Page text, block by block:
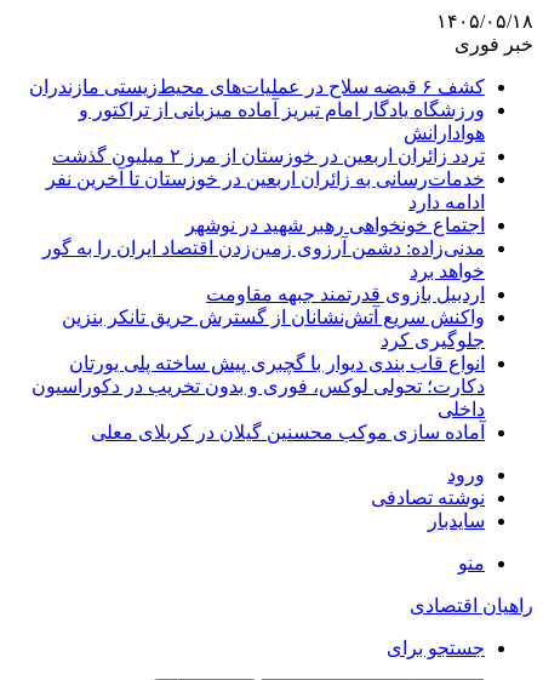
۱۴۰۵/۰۵/۱۸
خبر فوری
کشف ۶ قبضه سلاح در عملیات‌های محیط‌زیستی مازندران
ورزشگاه یادگار امام تبریز آماده میزبانی از تراکتور و
هوادارانش
تردد زائران اربعین در خوزستان از مرز ۲ میلیون گذشت
خدمات‌رسانی به زائران اربعین در خوزستان تا آخرین نفر
ادامه دارد
اجتماع خونخواهی رهبر شهید در نوشهر
مدنی‌زاده: دشمن آرزوی زمین‌زدن اقتصاد ایران را به گور
خواهد برد
اردبیل بازوی قدرتمند جبهه مقاومت
واکنش سریع آتش‌نشانان از گسترش حریق تانکر بنزین
جلوگیری کرد
انواع قاب بندی دیوار با گچبری پیش ساخته پلی یورتان
دکارت؛ تحولی لوکس، فوری و بدون تخریب در دکوراسیون
داخلی
آماده سازی موکب محسنین گیلان در کربلای معلی
ورود
نوشته تصادفی
سایدبار
منو
راهیان اقتصادی
جستجو برای